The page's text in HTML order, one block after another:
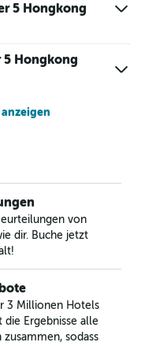
5 Hongkong
5 Hongkong
von
dir. Buche jetzt
3 Millionen Hotels
Ergebnisse alle
sodass